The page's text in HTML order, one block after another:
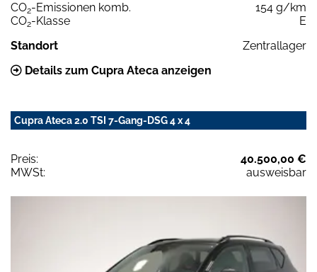
CO2-Emissionen komb.
154 g/km
CO2-Klasse
E
Standort
Zentrallager
Details zum Cupra Ateca anzeigen
Cupra Ateca 2.0 TSI 7-Gang-DSG 4 x 4
Preis:
40.500,00 €
MWSt:
ausweisbar